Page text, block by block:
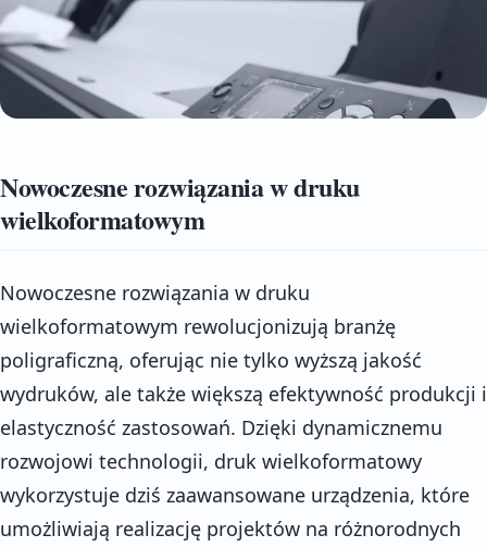
Nowoczesne rozwiązania w druku
wielkoformatowym
Nowoczesne rozwiązania w druku
wielkoformatowym rewolucjonizują branżę
poligraficzną, oferując nie tylko wyższą jakość
wydruków, ale także większą efektywność produkcji i
elastyczność zastosowań. Dzięki dynamicznemu
rozwojowi technologii, druk wielkoformatowy
wykorzystuje dziś zaawansowane urządzenia, które
umożliwiają realizację projektów na różnorodnych